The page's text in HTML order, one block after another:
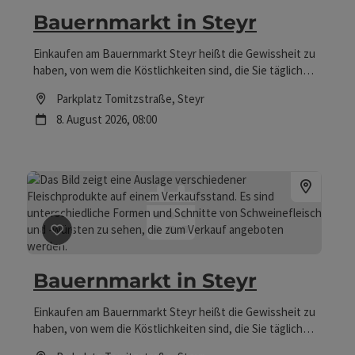
Bauernmarkt in Steyr
Einkaufen am Bauernmarkt Steyr heißt die Gewissheit zu
haben, von wem die Köstlichkeiten sind, die Sie täglich
gustieren, verkosten und ohne Unsicherheit und
Zwischenhändler einkaufen. Am Bauernmarkt Steyr
garantieren regelmäßig durchgeführte Kontrollen. Die
Produktvielfalt reicht von Fleisch- und Wurstwaren,
Milchprodukten, Fruchtsäften, Most, Wein, Edelbränden
bis hin zu leckeren Köstlichkeiten wie frischen
Mehlspeisen uvm. Informationen
https://www.bauernmarkt-steyr.at
Location
Parkplatz Tomitzstraße, Steyr
Nächster Termin
8. August 2026, 08:00
Beitrag merken: Bauernmarkt in Steyr
Bauernmarkt in Steyr
Einkaufen am Bauernmarkt Steyr heißt die Gewissheit zu
haben, von wem die Köstlichkeiten sind, die Sie täglich